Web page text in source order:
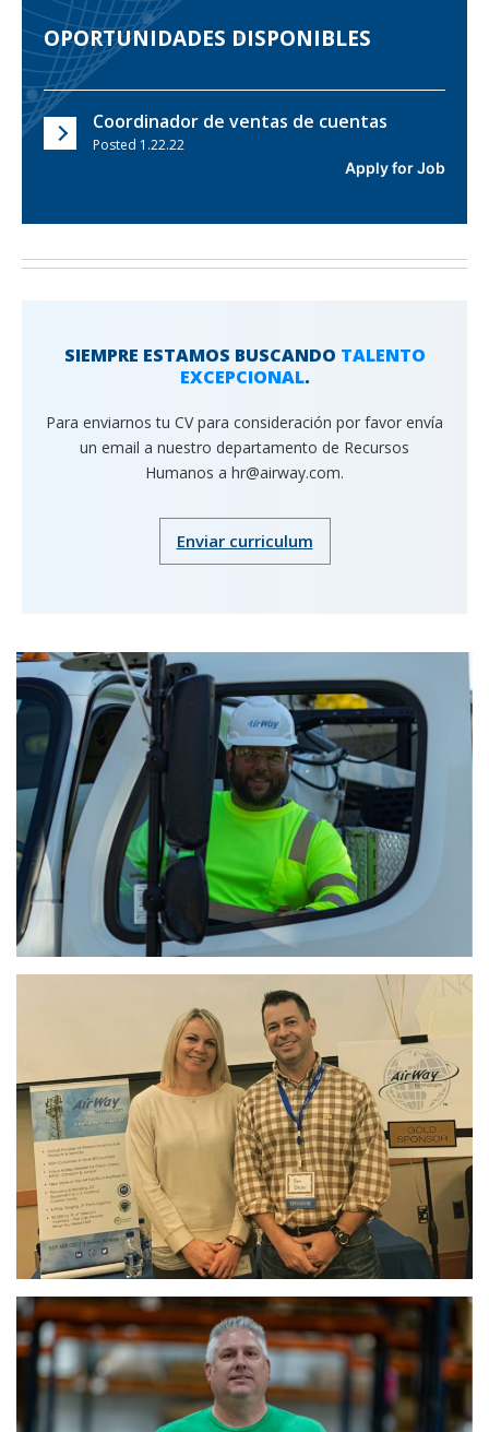
OPORTUNIDADES DISPONIBLES
Coordinador de ventas de cuentas
Posted 1.22.22
Apply for Job
SIEMPRE ESTAMOS BUSCANDO TALENTO
EXCEPCIONAL.
Para enviarnos tu CV para consideración por favor envía
un email a nuestro departamento de Recursos
Humanos a hr@airway.com.
Enviar curriculum